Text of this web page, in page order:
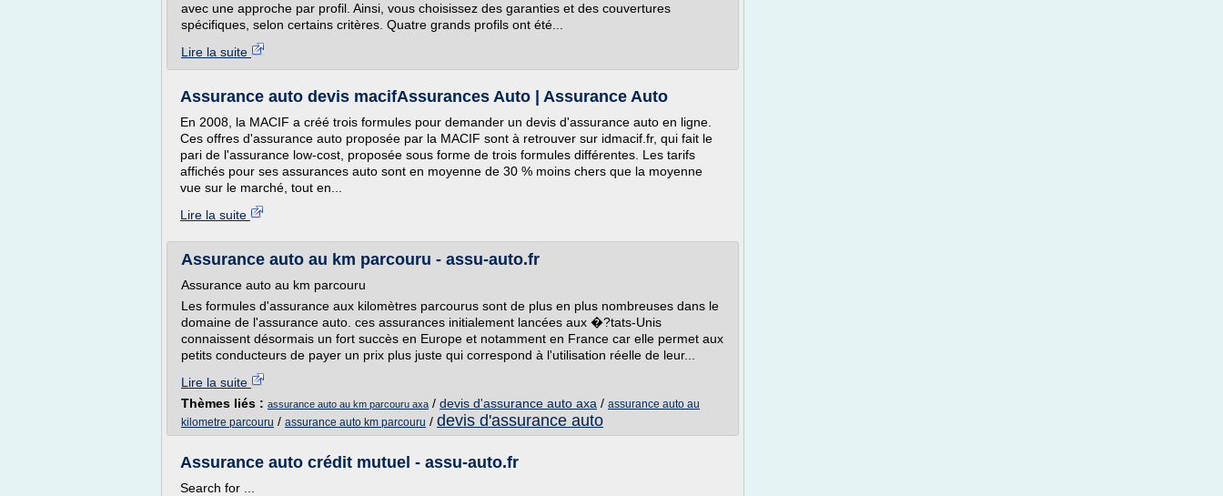
avec une approche par profil. Ainsi, vous choisissez des garanties et des couvertures
spécifiques, selon certains critères. Quatre grands profils ont été...
Lire la suite
Assurance auto devis macifAssurances Auto | Assurance Auto
En 2008, la MACIF a créé trois formules pour demander un devis d'assurance auto en ligne.
Ces offres d'assurance auto proposée par la MACIF sont à retrouver sur idmacif.fr, qui fait le
pari de l'assurance low-cost, proposée sous forme de trois formules différentes. Les tarifs
affichés pour ses assurances auto sont en moyenne de 30 % moins chers que la moyenne
vue sur le marché, tout en...
Lire la suite
Assurance auto au km parcouru - assu-auto.fr
Assurance auto au km parcouru
Les formules d'assurance aux kilomètres parcourus sont de plus en plus nombreuses dans le
domaine de l'assurance auto. ces assurances initialement lancées aux �?tats-Unis
connaissent désormais un fort succès en Europe et notamment en France car elle permet aux
petits conducteurs de payer un prix plus juste qui correspond à l'utilisation réelle de leur...
Lire la suite
Thèmes liés : assurance auto au km parcouru axa / devis d'assurance auto axa / assurance auto au
kilometre parcouru / assurance auto km parcouru / devis d'assurance auto
Assurance auto crédit mutuel - assu-auto.fr
Search for ...